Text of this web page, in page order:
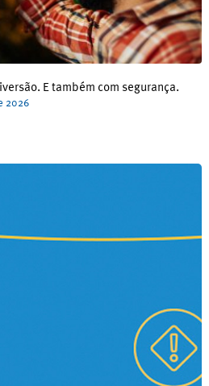
E também com segurança.
2026